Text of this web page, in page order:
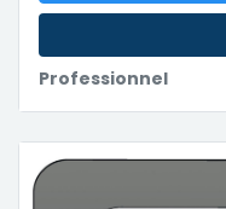
Professionnel